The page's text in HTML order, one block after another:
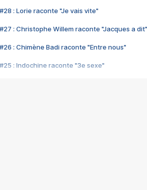
#28 : Lorie raconte "Je vais vite"
#27 : Christophe Willem raconte "Jacques a dit"
#26 : Chimène Badi raconte "Entre nous"
#25 : Indochine raconte "3e sexe"